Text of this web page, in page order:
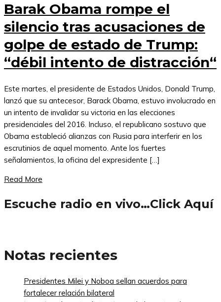
Barak Obama rompe el
silencio tras acusaciones de
golpe de estado de Trump:
“débil intento de distracción“
Este martes, el presidente de Estados Unidos, Donald Trump,
lanzó que su antecesor, Barack Obama, estuvo involucrado en
un intento de invalidar su victoria en las elecciones
presidenciales del 2016. Incluso, el republicano sostuvo que
Obama estableció alianzas con Rusia para interferir en los
escrutinios de aquel momento. Ante los fuertes
señalamientos, la oficina del expresidente […]
Read More
Escuche radio en vivo…Click Aquí
Notas recientes
Presidentes Milei y Noboa sellan acuerdos para
fortalecer relación bilateral